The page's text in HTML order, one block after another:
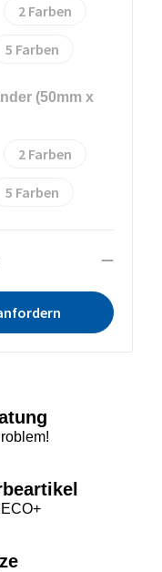
2
5
(50mm x
2
5